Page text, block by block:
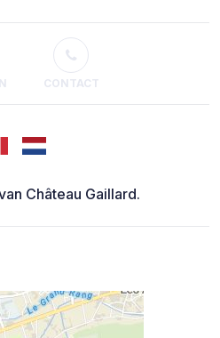
CONTACT
Château Gaillard.